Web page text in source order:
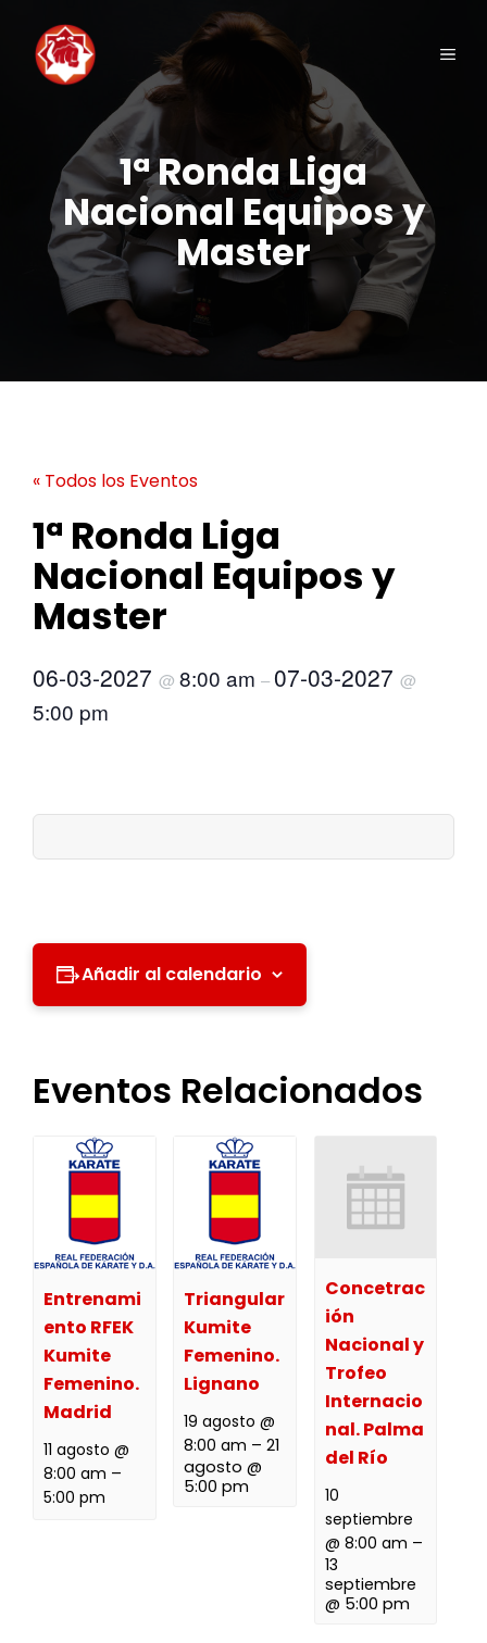
contenido
1ª Ronda Liga
Nacional Equipos y
Master
« Todos los Eventos
1ª Ronda Liga
Nacional Equipos y
Master
06-03-2027 @ 8:00 am – 07-03-2027 @
5:00 pm
Añadir al calendario
Eventos Relacionados
Entrenami
ento RFEK
Kumite
Femenino.
Madrid
11 agosto @
8:00 am –
5:00 pm
Triangular
Kumite
Femenino.
Lignano
19 agosto @
8:00 am –21
agosto @
5:00 pm
Concetrac
ión
Nacional y
Trofeo
Internacio
nal. Palma
del Río
10
septiembre
@ 8:00 am –
13
septiembre
@ 5:00 pm